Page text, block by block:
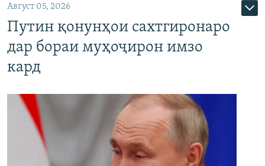
Август 05, 2026
Путин қонунҳои сахтгиронаро
дар бораи муҳоҷирон имзо
кард